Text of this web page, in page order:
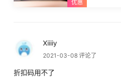
Xiiiiy
2021-03-08 评论了
折扣码用不了